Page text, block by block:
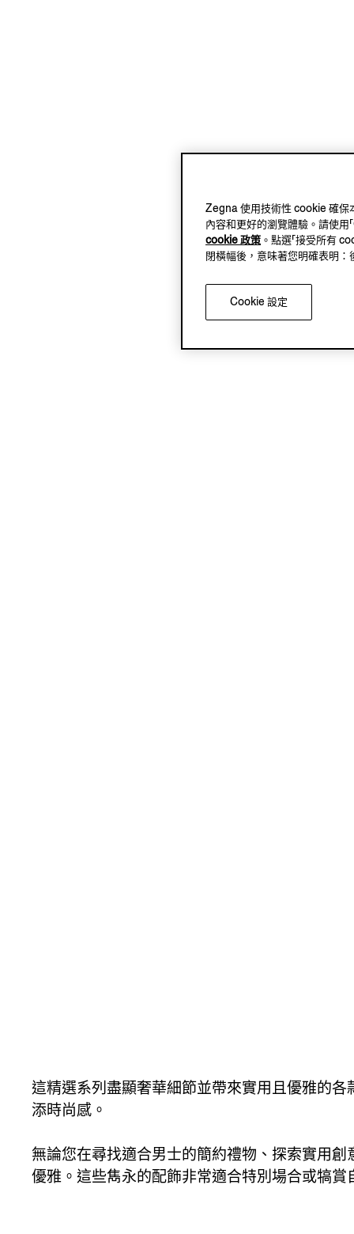
這精選系列盡顯奢華細節並帶來實用且優雅的
添時尚感。
無論您在尋找適合男士的簡約禮物、探索實用
優雅。這些雋永的配飾非常適合特別場合或犒
Zegna 使用技術性 cookie 確保
內容和更好的瀏覽體驗。請使
cookie 政策 。點選「接受所有
閉橫幅後，意味著您明確表明
Cookie 設定